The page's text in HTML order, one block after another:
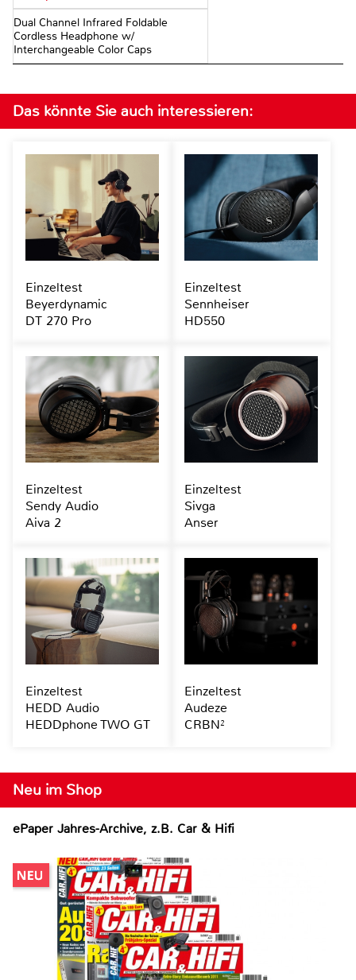
Dual Channel Infrared Foldable
Cordless Headphone w/
Interchangeable Color Caps
Neu im Shop
ePaper Jahres-Archive, z.B. Car & Hifi
Das könnte Sie auch interessieren:
Einzeltest
Beyerdynamic
DT 270 Pro
Einzeltest
Sennheiser
HD550
Einzeltest
Sendy Audio
Aiva 2
Einzeltest
Sivga
Anser
Einzeltest
HEDD Audio
HEDDphone TWO GT
Einzeltest
Audeze
CRBN²